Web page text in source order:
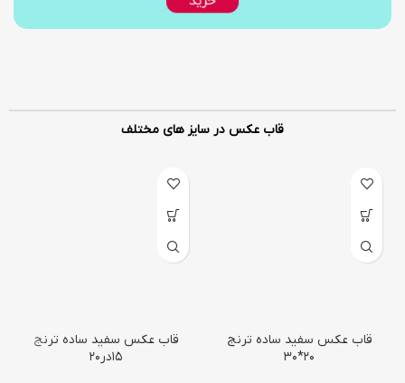
قاب عکس در سایز های مختلف
قاب عکس سفید ساده ترنج
20*30
قاب عکس سفید ساده ترنج
15در20